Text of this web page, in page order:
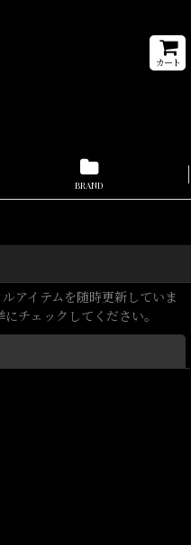
カート
BRAND
アイテムを随時更新していま
チェックしてください。